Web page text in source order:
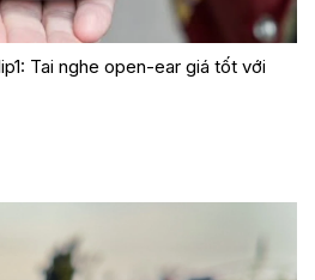
Tai nghe open-ear giá tốt với